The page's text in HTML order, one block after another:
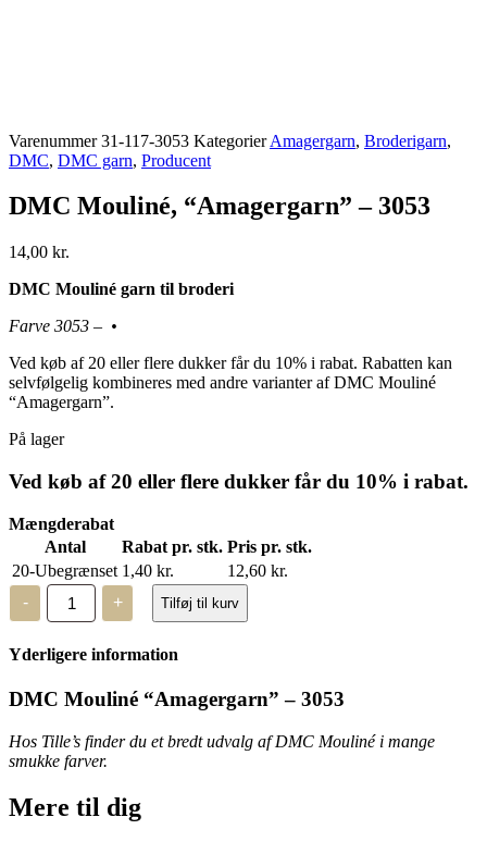
Varenummer31-117-3053 Kategorier Amagergarn, Broderigarn,
DMC, DMC garn, Producent
DMC Mouliné, “Amagergarn” – 3053
14,00 kr.
DMC Mouliné garn til broderi
Farve 3053 – •
Ved køb af 20 eller flere dukker får du 10% i rabat. Rabatten kan
selvfølgelig kombineres med andre varianter af DMC Mouliné
“Amagergarn”.
På lager
Ved køb af 20 eller flere dukker får du 10% i rabat.
Mængderabat
Antal
Rabat pr. stk. Pris pr. stk.
20-Ubegrænset 1,40 kr. 12,60 kr.
-
DMC
Mouliné,
“Amagergarn”
–
3053
+ Tilføj til kurv
Yderligere information
DMC Mouliné “Amagergarn” – 3053
Hos Tille’s finder du et bredt udvalg af DMC Mouliné i mange
smukke farver.
Mere til dig